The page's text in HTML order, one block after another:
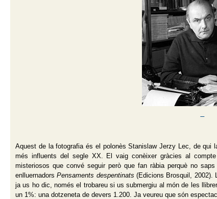
Aquest de la fotografia és el polonès Stanislaw Jerzy Lec, de qui
més influents del segle XX. El vaig conèixer gràcies al
misteriosos que convé seguir però que fan ràbia perquè no
enlluernadorsPensaments despentinats (Edicions Brosquil, 2002).
ja us ho dic, només el trobareu si us submergiu al món de les
un 1%: una dotzeneta de devers 1.200. Ja veureu que són